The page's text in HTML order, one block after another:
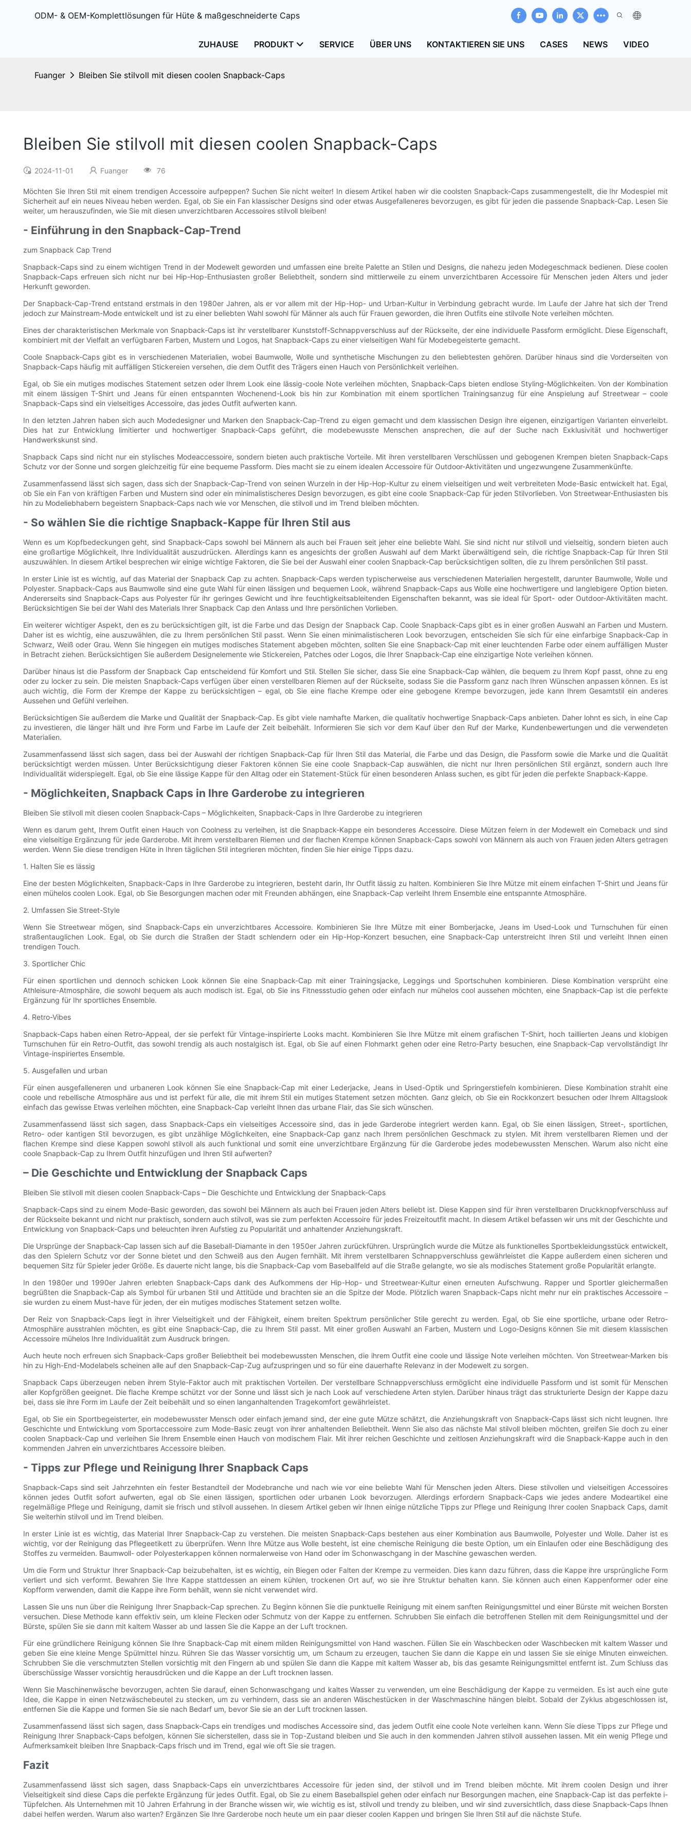
ODM- & OEM-Komplettlösungen für Hüte & maßgeschneiderte Caps
ZUHAUSE PRODUKT SERVICE ÜBER UNS KONTAKTIEREN SIE UNS CASES NEWS VIDEO
Fuanger Bleiben Sie stilvoll mit diesen coolen Snapback-Caps
Bleiben Sie stilvoll mit diesen coolen Snapback-Caps
2024-11-01 Fuanger 76
Möchten Sie Ihren Stil mit einem trendigen Accessoire aufpeppen? Suchen Sie nicht weiter! In diesem Artikel haben wir die coolsten Snapback-Caps zusammengestellt, die Ihr Modespiel mit
Sicherheit auf ein neues Niveau heben werden. Egal, ob Sie ein Fan klassischer Designs sind oder etwas Ausgefalleneres bevorzugen, es gibt für jeden die passende Snapback-Cap. Lesen Sie
weiter, um herauszufinden, wie Sie mit diesen unverzichtbaren Accessoires stilvoll bleiben!
- Einführung in den Snapback-Cap-Trend
zum Snapback Cap Trend
Snapback-Caps sind zu einem wichtigen Trend in der Modewelt geworden und umfassen eine breite Palette an Stilen und Designs, die nahezu jeden Modegeschmack bedienen. Diese coolen
Snapback-Caps erfreuen sich nicht nur bei Hip-Hop-Enthusiasten großer Beliebtheit, sondern sind mittlerweile zu einem unverzichtbaren Accessoire für Menschen jeden Alters und jeder
Herkunft geworden.
Der Snapback-Cap-Trend entstand erstmals in den 1980er Jahren, als er vor allem mit der Hip-Hop- und Urban-Kultur in Verbindung gebracht wurde. Im Laufe der Jahre hat sich der Trend
jedoch zur Mainstream-Mode entwickelt und ist zu einer beliebten Wahl sowohl für Männer als auch für Frauen geworden, die ihren Outfits eine stilvolle Note verleihen möchten.
Eines der charakteristischen Merkmale von Snapback-Caps ist ihr verstellbarer Kunststoff-Schnappverschluss auf der Rückseite, der eine individuelle Passform ermöglicht. Diese Eigenschaft,
kombiniert mit der Vielfalt an verfügbaren Farben, Mustern und Logos, hat Snapback-Caps zu einer vielseitigen Wahl für Modebegeisterte gemacht.
Coole Snapback-Caps gibt es in verschiedenen Materialien, wobei Baumwolle, Wolle und synthetische Mischungen zu den beliebtesten gehören. Darüber hinaus sind die Vorderseiten von
Snapback-Caps häufig mit auffälligen Stickereien versehen, die dem Outfit des Trägers einen Hauch von Persönlichkeit verleihen.
Egal, ob Sie ein mutiges modisches Statement setzen oder Ihrem Look eine lässig-coole Note verleihen möchten, Snapback-Caps bieten endlose Styling-Möglichkeiten. Von der Kombination
mit einem lässigen T-Shirt und Jeans für einen entspannten Wochenend-Look bis hin zur Kombination mit einem sportlichen Trainingsanzug für eine Anspielung auf Streetwear – coole
Snapback-Caps sind ein vielseitiges Accessoire, das jedes Outfit aufwerten kann.
In den letzten Jahren haben sich auch Modedesigner und Marken den Snapback-Cap-Trend zu eigen gemacht und dem klassischen Design ihre eigenen, einzigartigen Varianten einverleibt.
Dies hat zur Entwicklung limitierter und hochwertiger Snapback-Caps geführt, die modebewusste Menschen ansprechen, die auf der Suche nach Exklusivität und hochwertiger
Handwerkskunst sind.
Snapback Caps sind nicht nur ein stylisches Modeaccessoire, sondern bieten auch praktische Vorteile. Mit ihren verstellbaren Verschlüssen und gebogenen Krempen bieten Snapback-Caps
Schutz vor der Sonne und sorgen gleichzeitig für eine bequeme Passform. Dies macht sie zu einem idealen Accessoire für Outdoor-Aktivitäten und ungezwungene Zusammenkünfte.
Zusammenfassend lässt sich sagen, dass sich der Snapback-Cap-Trend von seinen Wurzeln in der Hip-Hop-Kultur zu einem vielseitigen und weit verbreiteten Mode-Basic entwickelt hat. Egal,
ob Sie ein Fan von kräftigen Farben und Mustern sind oder ein minimalistischeres Design bevorzugen, es gibt eine coole Snapback-Cap für jeden Stilvorlieben. Von Streetwear-Enthusiasten bis
hin zu Modeliebhabern begeistern Snapback-Caps nach wie vor Menschen, die stilvoll und im Trend bleiben möchten.
- So wählen Sie die richtige Snapback-Kappe für Ihren Stil aus
Wenn es um Kopfbedeckungen geht, sind Snapback-Caps sowohl bei Männern als auch bei Frauen seit jeher eine beliebte Wahl. Sie sind nicht nur stilvoll und vielseitig, sondern bieten auch
eine großartige Möglichkeit, Ihre Individualität auszudrücken. Allerdings kann es angesichts der großen Auswahl auf dem Markt überwältigend sein, die richtige Snapback-Cap für Ihren Stil
auszuwählen. In diesem Artikel besprechen wir einige wichtige Faktoren, die Sie bei der Auswahl einer coolen Snapback-Cap berücksichtigen sollten, die zu Ihrem persönlichen Stil passt.
In erster Linie ist es wichtig, auf das Material der Snapback Cap zu achten. Snapback-Caps werden typischerweise aus verschiedenen Materialien hergestellt, darunter Baumwolle, Wolle und
Polyester. Snapback-Caps aus Baumwolle sind eine gute Wahl für einen lässigen und bequemen Look, während Snapback-Caps aus Wolle eine hochwertigere und langlebigere Option bieten.
Andererseits sind Snapback-Caps aus Polyester für ihr geringes Gewicht und ihre feuchtigkeitsableitenden Eigenschaften bekannt, was sie ideal für Sport- oder Outdoor-Aktivitäten macht.
Berücksichtigen Sie bei der Wahl des Materials Ihrer Snapback Cap den Anlass und Ihre persönlichen Vorlieben.
Ein weiterer wichtiger Aspekt, den es zu berücksichtigen gilt, ist die Farbe und das Design der Snapback Cap. Coole Snapback-Caps gibt es in einer großen Auswahl an Farben und Mustern.
Daher ist es wichtig, eine auszuwählen, die zu Ihrem persönlichen Stil passt. Wenn Sie einen minimalistischeren Look bevorzugen, entscheiden Sie sich für eine einfarbige Snapback-Cap in
Schwarz, Weiß oder Grau. Wenn Sie hingegen ein mutiges modisches Statement abgeben möchten, sollten Sie eine Snapback-Cap mit einer leuchtenden Farbe oder einem auffälligen Muster
in Betracht ziehen. Berücksichtigen Sie außerdem Designelemente wie Stickereien, Patches oder Logos, die Ihrer Snapback-Cap eine einzigartige Note verleihen können.
Darüber hinaus ist die Passform der Snapback Cap entscheidend für Komfort und Stil. Stellen Sie sicher, dass Sie eine Snapback-Cap wählen, die bequem zu Ihrem Kopf passt, ohne zu eng
oder zu locker zu sein. Die meisten Snapback-Caps verfügen über einen verstellbaren Riemen auf der Rückseite, sodass Sie die Passform ganz nach Ihren Wünschen anpassen können. Es ist
auch wichtig, die Form der Krempe der Kappe zu berücksichtigen – egal, ob Sie eine flache Krempe oder eine gebogene Krempe bevorzugen, jede kann Ihrem Gesamtstil ein anderes
Aussehen und Gefühl verleihen.
Berücksichtigen Sie außerdem die Marke und Qualität der Snapback-Cap. Es gibt viele namhafte Marken, die qualitativ hochwertige Snapback-Caps anbieten. Daher lohnt es sich, in eine Cap
zu investieren, die länger hält und ihre Form und Farbe im Laufe der Zeit beibehält. Informieren Sie sich vor dem Kauf über den Ruf der Marke, Kundenbewertungen und die verwendeten
Materialien.
Zusammenfassend lässt sich sagen, dass bei der Auswahl der richtigen Snapback-Cap für Ihren Stil das Material, die Farbe und das Design, die Passform sowie die Marke und die Qualität
berücksichtigt werden müssen. Unter Berücksichtigung dieser Faktoren können Sie eine coole Snapback-Cap auswählen, die nicht nur Ihren persönlichen Stil ergänzt, sondern auch Ihre
Individualität widerspiegelt. Egal, ob Sie eine lässige Kappe für den Alltag oder ein Statement-Stück für einen besonderen Anlass suchen, es gibt für jeden die perfekte Snapback-Kappe.
- Möglichkeiten, Snapback Caps in Ihre Garderobe zu integrieren
Bleiben Sie stilvoll mit diesen coolen Snapback-Caps – Möglichkeiten, Snapback-Caps in Ihre Garderobe zu integrieren
Wenn es darum geht, Ihrem Outfit einen Hauch von Coolness zu verleihen, ist die Snapback-Kappe ein besonderes Accessoire. Diese Mützen feiern in der Modewelt ein Comeback und sind
eine vielseitige Ergänzung für jede Garderobe. Mit ihrem verstellbaren Riemen und der flachen Krempe können Snapback-Caps sowohl von Männern als auch von Frauen jeden Alters getragen
werden. Wenn Sie diese trendigen Hüte in Ihren täglichen Stil integrieren möchten, finden Sie hier einige Tipps dazu.
1. Halten Sie es lässig
Eine der besten Möglichkeiten, Snapback-Caps in Ihre Garderobe zu integrieren, besteht darin, Ihr Outfit lässig zu halten. Kombinieren Sie Ihre Mütze mit einem einfachen T-Shirt und Jeans für
einen mühelos coolen Look. Egal, ob Sie Besorgungen machen oder mit Freunden abhängen, eine Snapback-Cap verleiht Ihrem Ensemble eine entspannte Atmosphäre.
2. Umfassen Sie Street-Style
Wenn Sie Streetwear mögen, sind Snapback-Caps ein unverzichtbares Accessoire. Kombinieren Sie Ihre Mütze mit einer Bomberjacke, Jeans im Used-Look und Turnschuhen für einen
straßentauglichen Look. Egal, ob Sie durch die Straßen der Stadt schlendern oder ein Hip-Hop-Konzert besuchen, eine Snapback-Cap unterstreicht Ihren Stil und verleiht Ihnen einen
trendigen Touch.
3. Sportlicher Chic
Für einen sportlichen und dennoch schicken Look können Sie eine Snapback-Cap mit einer Trainingsjacke, Leggings und Sportschuhen kombinieren. Diese Kombination versprüht eine
Athleisure-Atmosphäre, die sowohl bequem als auch modisch ist. Egal, ob Sie ins Fitnessstudio gehen oder einfach nur mühelos cool aussehen möchten, eine Snapback-Cap ist die perfekte
Ergänzung für Ihr sportliches Ensemble.
4. Retro-Vibes
Snapback-Caps haben einen Retro-Appeal, der sie perfekt für Vintage-inspirierte Looks macht. Kombinieren Sie Ihre Mütze mit einem grafischen T-Shirt, hoch taillierten Jeans und klobigen
Turnschuhen für ein Retro-Outfit, das sowohl trendig als auch nostalgisch ist. Egal, ob Sie auf einen Flohmarkt gehen oder eine Retro-Party besuchen, eine Snapback-Cap vervollständigt Ihr
Vintage-inspiriertes Ensemble.
5. Ausgefallen und urban
Für einen ausgefalleneren und urbaneren Look können Sie eine Snapback-Cap mit einer Lederjacke, Jeans in Used-Optik und Springerstiefeln kombinieren. Diese Kombination strahlt eine
coole und rebellische Atmosphäre aus und ist perfekt für alle, die mit ihrem Stil ein mutiges Statement setzen möchten. Ganz gleich, ob Sie ein Rockkonzert besuchen oder Ihrem Alltagslook
einfach das gewisse Etwas verleihen möchten, eine Snapback-Cap verleiht Ihnen das urbane Flair, das Sie sich wünschen.
Zusammenfassend lässt sich sagen, dass Snapback-Caps ein vielseitiges Accessoire sind, das in jede Garderobe integriert werden kann. Egal, ob Sie einen lässigen, Street-, sportlichen,
Retro- oder kantigen Stil bevorzugen, es gibt unzählige Möglichkeiten, eine Snapback-Cap ganz nach Ihrem persönlichen Geschmack zu stylen. Mit ihrem verstellbaren Riemen und der
flachen Krempe sind diese Kappen sowohl stilvoll als auch funktional und somit eine unverzichtbare Ergänzung für die Garderobe jedes modebewussten Menschen. Warum also nicht eine
coole Snapback-Cap zu Ihrem Outfit hinzufügen und Ihren Stil aufwerten?
– Die Geschichte und Entwicklung der Snapback Caps
Bleiben Sie stilvoll mit diesen coolen Snapback-Caps – Die Geschichte und Entwicklung der Snapback-Caps
Snapback-Caps sind zu einem Mode-Basic geworden, das sowohl bei Männern als auch bei Frauen jeden Alters beliebt ist. Diese Kappen sind für ihren verstellbaren Druckknopfverschluss auf
der Rückseite bekannt und nicht nur praktisch, sondern auch stilvoll, was sie zum perfekten Accessoire für jedes Freizeitoutfit macht. In diesem Artikel befassen wir uns mit der Geschichte und
Entwicklung von Snapback-Caps und beleuchten ihren Aufstieg zu Popularität und anhaltender Anziehungskraft.
Die Ursprünge der Snapback-Cap lassen sich auf die Baseball-Diamante in den 1950er Jahren zurückführen. Ursprünglich wurde die Mütze als funktionelles Sportbekleidungsstück entwickelt,
das den Spielern Schutz vor der Sonne bietet und den Schweiß aus den Augen fernhält. Mit ihrem verstellbaren Schnappverschluss gewährleistet die Kappe außerdem einen sicheren und
bequemen Sitz für Spieler jeder Größe. Es dauerte nicht lange, bis die Snapback-Cap vom Baseballfeld auf die Straße gelangte, wo sie als modisches Statement große Popularität erlangte.
In den 1980er und 1990er Jahren erlebten Snapback-Caps dank des Aufkommens der Hip-Hop- und Streetwear-Kultur einen erneuten Aufschwung. Rapper und Sportler gleichermaßen
begrüßten die Snapback-Cap als Symbol für urbanen Stil und Attitüde und brachten sie an die Spitze der Mode. Plötzlich waren Snapback-Caps nicht mehr nur ein praktisches Accessoire –
sie wurden zu einem Must-have für jeden, der ein mutiges modisches Statement setzen wollte.
Der Reiz von Snapback-Caps liegt in ihrer Vielseitigkeit und der Fähigkeit, einem breiten Spektrum persönlicher Stile gerecht zu werden. Egal, ob Sie eine sportliche, urbane oder Retro-
Atmosphäre ausstrahlen möchten, es gibt eine Snapback-Cap, die zu Ihrem Stil passt. Mit einer großen Auswahl an Farben, Mustern und Logo-Designs können Sie mit diesem klassischen
Accessoire mühelos Ihre Individualität zum Ausdruck bringen.
Auch heute noch erfreuen sich Snapback-Caps großer Beliebtheit bei modebewussten Menschen, die ihrem Outfit eine coole und lässige Note verleihen möchten. Von Streetwear-Marken bis
hin zu High-End-Modelabels scheinen alle auf den Snapback-Cap-Zug aufzuspringen und so für eine dauerhafte Relevanz in der Modewelt zu sorgen.
Snapback Caps überzeugen neben ihrem Style-Faktor auch mit praktischen Vorteilen. Der verstellbare Schnappverschluss ermöglicht eine individuelle Passform und ist somit für Menschen
aller Kopfgrößen geeignet. Die flache Krempe schützt vor der Sonne und lässt sich je nach Look auf verschiedene Arten stylen. Darüber hinaus trägt das strukturierte Design der Kappe dazu
bei, dass sie ihre Form im Laufe der Zeit beibehält und so einen langanhaltenden Tragekomfort gewährleistet.
Egal, ob Sie ein Sportbegeisterter, ein modebewusster Mensch oder einfach jemand sind, der eine gute Mütze schätzt, die Anziehungskraft von Snapback-Caps lässt sich nicht leugnen. Ihre
Geschichte und Entwicklung vom Sportaccessoire zum Mode-Basic zeugt von ihrer anhaltenden Beliebtheit. Wenn Sie also das nächste Mal stilvoll bleiben möchten, greifen Sie doch zu einer
coolen Snapback-Cap und verleihen Sie Ihrem Ensemble einen Hauch von modischem Flair. Mit ihrer reichen Geschichte und zeitlosen Anziehungskraft wird die Snapback-Kappe auch in den
kommenden Jahren ein unverzichtbares Accessoire bleiben.
- Tipps zur Pflege und Reinigung Ihrer Snapback Caps
Snapback-Caps sind seit Jahrzehnten ein fester Bestandteil der Modebranche und nach wie vor eine beliebte Wahl für Menschen jeden Alters. Diese stilvollen und vielseitigen Accessoires
können jedes Outfit sofort aufwerten, egal ob Sie einen lässigen, sportlichen oder urbanen Look bevorzugen. Allerdings erfordern Snapback-Caps wie jedes andere Modeartikel eine
regelmäßige Pflege und Reinigung, damit sie frisch und stilvoll aussehen. In diesem Artikel geben wir Ihnen einige nützliche Tipps zur Pflege und Reinigung Ihrer coolen Snapback Caps, damit
Sie weiterhin stilvoll und im Trend bleiben.
In erster Linie ist es wichtig, das Material Ihrer Snapback-Cap zu verstehen. Die meisten Snapback-Caps bestehen aus einer Kombination aus Baumwolle, Polyester und Wolle. Daher ist es
wichtig, vor der Reinigung das Pflegeetikett zu überprüfen. Wenn Ihre Mütze aus Wolle besteht, ist eine chemische Reinigung die beste Option, um ein Einlaufen oder eine Beschädigung des
Stoffes zu vermeiden. Baumwoll- oder Polyesterkappen können normalerweise von Hand oder im Schonwaschgang in der Maschine gewaschen werden.
Um die Form und Struktur Ihrer Snapback-Cap beizubehalten, ist es wichtig, ein Biegen oder Falten der Krempe zu vermeiden. Dies kann dazu führen, dass die Kappe ihre ursprüngliche Form
verliert und sich verformt. Bewahren Sie Ihre Kappe stattdessen an einem kühlen, trockenen Ort auf, wo sie ihre Struktur behalten kann. Sie können auch einen Kappenformer oder eine
Kopfform verwenden, damit die Kappe ihre Form behält, wenn sie nicht verwendet wird.
Lassen Sie uns nun über die Reinigung Ihrer Snapback-Cap sprechen. Zu Beginn können Sie die punktuelle Reinigung mit einem sanften Reinigungsmittel und einer Bürste mit weichen Borsten
versuchen. Diese Methode kann effektiv sein, um kleine Flecken oder Schmutz von der Kappe zu entfernen. Schrubben Sie einfach die betroffenen Stellen mit dem Reinigungsmittel und der
Bürste, spülen Sie sie dann mit kaltem Wasser ab und lassen Sie die Kappe an der Luft trocknen.
Für eine gründlichere Reinigung können Sie Ihre Snapback-Cap mit einem milden Reinigungsmittel von Hand waschen. Füllen Sie ein Waschbecken oder Waschbecken mit kaltem Wasser und
geben Sie eine kleine Menge Spülmittel hinzu. Rühren Sie das Wasser vorsichtig um, um Schaum zu erzeugen, tauchen Sie dann die Kappe ein und lassen Sie sie einige Minuten einweichen.
Schrubben Sie die verschmutzten Stellen vorsichtig mit den Fingern ab und spülen Sie dann die Kappe mit kaltem Wasser ab, bis das gesamte Reinigungsmittel entfernt ist. Zum Schluss das
überschüssige Wasser vorsichtig herausdrücken und die Kappe an der Luft trocknen lassen.
Wenn Sie Maschinenwäsche bevorzugen, achten Sie darauf, einen Schonwaschgang und kaltes Wasser zu verwenden, um eine Beschädigung der Kappe zu vermeiden. Es ist auch eine gute
Idee, die Kappe in einen Netzwäschebeutel zu stecken, um zu verhindern, dass sie an anderen Wäschestücken in der Waschmaschine hängen bleibt. Sobald der Zyklus abgeschlossen ist,
entfernen Sie die Kappe und formen Sie sie nach Bedarf um, bevor Sie sie an der Luft trocknen lassen.
Zusammenfassend lässt sich sagen, dass Snapback-Caps ein trendiges und modisches Accessoire sind, das jedem Outfit eine coole Note verleihen kann. Wenn Sie diese Tipps zur Pflege und
Reinigung Ihrer Snapback-Caps befolgen, können Sie sicherstellen, dass sie in Top-Zustand bleiben und Sie auch in den kommenden Jahren stilvoll aussehen lassen. Mit ein wenig Pflege und
Aufmerksamkeit bleiben Ihre Snapback-Caps frisch und im Trend, egal wie oft Sie sie tragen.
Fazit
Zusammenfassend lässt sich sagen, dass Snapback-Caps ein unverzichtbares Accessoire für jeden sind, der stilvoll und im Trend bleiben möchte. Mit ihrem coolen Design und ihrer
Vielseitigkeit sind diese Caps die perfekte Ergänzung für jedes Outfit. Egal, ob Sie zu einem Baseballspiel gehen oder einfach nur Besorgungen machen, eine Snapback-Cap ist das perfekte i-
Tüpfelchen. Als Unternehmen mit 10 Jahren Erfahrung in der Branche wissen wir, wie wichtig es ist, stilvoll und trendy zu bleiben, und wir sind zuversichtlich, dass diese Snapback-Caps Ihnen
dabei helfen werden. Warum also warten? Ergänzen Sie Ihre Garderobe noch heute um ein paar dieser coolen Kappen und bringen Sie Ihren Stil auf die nächste Stufe.